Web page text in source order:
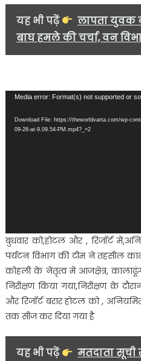
यह भी पढ़ें
लापता युवक
बाघ हमले की चर्चा, वन
Video
Media error: Format(s) not supported or
Download File: https://theworldvarta.com/wp-
09-28-at-9.09.54-PM.mp4?_=2
बुधवार को,होटल और , रिजॉर्ट
पर्यटन विभाग की टीम ने तहसील
कोहली के नेतृत्व में आजक्षेत्र,
निरीक्षण किया गया,निरीक्षण के
और रिजॉर्ट बरार होटल को ,
तक सीज कर दिया गया है
यह भी पढ़ें
मतदाता